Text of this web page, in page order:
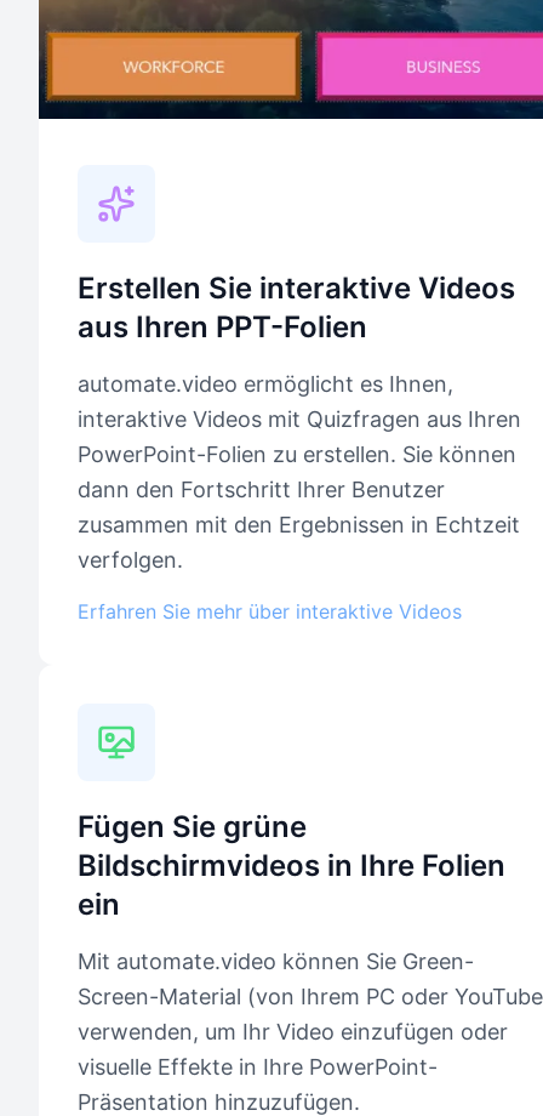
Erstellen Sie interaktive Videos
aus Ihren PPT-Folien
automate.video ermöglicht es Ihnen,
interaktive Videos mit Quizfragen aus Ihren
PowerPoint-Folien zu erstellen. Sie können
dann den Fortschritt Ihrer Benutzer
zusammen mit den Ergebnissen in Echtzeit
verfolgen.
Erfahren Sie mehr über interaktive Videos
Fügen Sie grüne
Bildschirmvideos in Ihre Folien
ein
Mit automate.video können Sie Green-
Screen-Material (von Ihrem PC oder
verwenden, um Ihr Video einzufügen oder
visuelle Effekte in Ihre PowerPoint-
Präsentation hinzuzufügen.